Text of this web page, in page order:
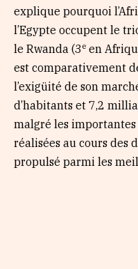
explique pourquoi
l’Egypte occupent le
le Rwanda (3e en
est comparativement
l’exigüité de son
d’habitants et 7,2
malgré les
réalisées au cours des
propulsé parmi les